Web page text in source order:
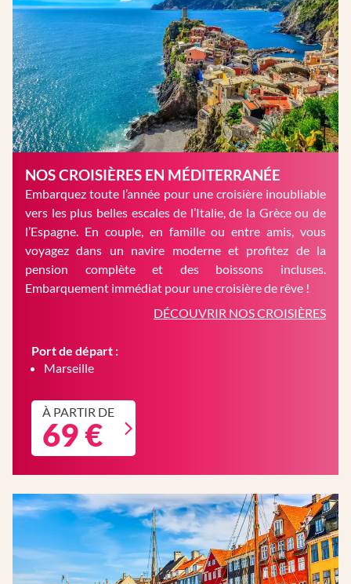
NOS CROISIÈRES EN MÉDITERRANÉE
Embarquez toute l’année pour une croisière inoubliable
vers les plus belles escales de l’Italie, de la Grèce ou de
l’Espagne. En couple, en famille ou entre amis, vous
voyagez dans un navire moderne et profitez de la
pension complète et des boissons incluses.
Embarquement immédiat pour une croisière de rêve !
DÉCOUVRIR NOS CROISIÈRES
Port de départ :
Marseille
À PARTIR DE
69 €